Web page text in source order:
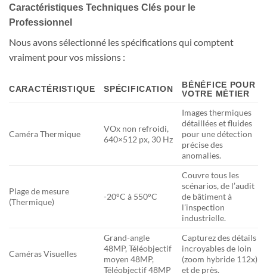
Caractéristiques Techniques Clés pour le
Professionnel
Nous avons sélectionné les spécifications qui comptent
vraiment pour vos missions :
CARACTÉRISTIQUE SPÉCIFICATION
BÉNÉFICE POUR
VOTRE MÉTIER
Caméra Thermique
VOx non refroidi,
640×512 px, 30 Hz
Images thermiques
détaillées et fluides
pour une détection
précise des
anomalies.
Plage de mesure
(Thermique)
-20°C à 550°C
Couvre tous les
scénarios, de l’audit
de bâtiment à
l’inspection
industrielle.
Caméras Visuelles
Grand-angle
48MP, Téléobjectif
moyen 48MP,
Téléobjectif 48MP
Capturez des détails
incroyables de loin
(zoom hybride 112x)
et de près.